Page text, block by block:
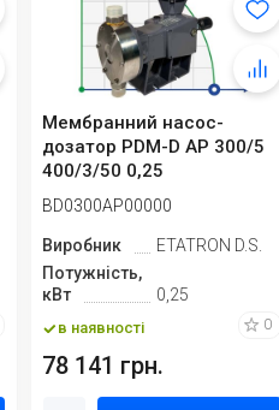
Мембранний насос-
дозатор PDM-D AP 300/5
400/3/50 0,25
BD0300AP00000
Виробник
ETATRON D.S.
Потужність,
кВт
0,25
в наявності 0
78 141 грн.